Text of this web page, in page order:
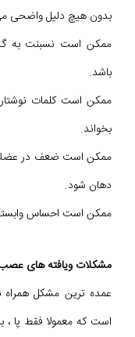
بدون هیچ دلیل واضحی
ممکن است نسبنت به
باشد.
ممکن است کلمات
بخواند.
ممکن است ضعف در
دهان شود.
ممکن است احساس
مشکلات ویافته های عصب
عمده ترین مشکل
است که معمولا فقط پا ،